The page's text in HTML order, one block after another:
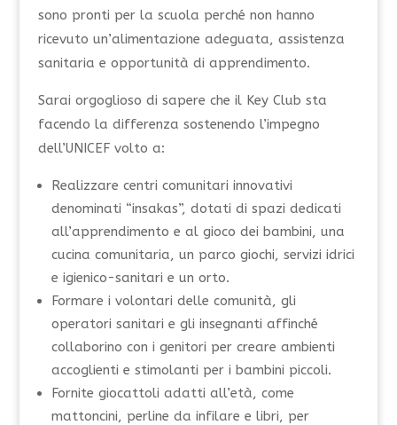
sono pronti per la scuola perché non hanno
ricevuto un’alimentazione adeguata, assistenza
sanitaria e opportunità di apprendimento.
Sarai orgoglioso di sapere che il Key Club sta
facendo la differenza sostenendo l’impegno
dell’UNICEF volto a:
Realizzare centri comunitari innovativi
denominati “insakas”, dotati di spazi dedicati
all’apprendimento e al gioco dei bambini, una
cucina comunitaria, un parco giochi, servizi idrici
e igienico-sanitari e un orto.
Formare i volontari delle comunità, gli
operatori sanitari e gli insegnanti affinché
collaborino con i genitori per creare ambienti
accoglienti e stimolanti per i bambini piccoli.
Fornite giocattoli adatti all’età, come
mattoncini, perline da infilare e libri, per